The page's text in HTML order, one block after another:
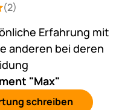
von 5 (2 Bewertungen)
(2)
Erfahrung mit
anderen bei deren
"Max"
schreiben